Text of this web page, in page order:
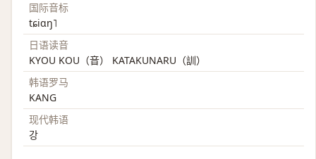
国际音标
tɕiɑŋ˥
日语读音
KYOU KOU（音） KATAKUNARU（訓）
韩语罗马
KANG
现代韩语
강